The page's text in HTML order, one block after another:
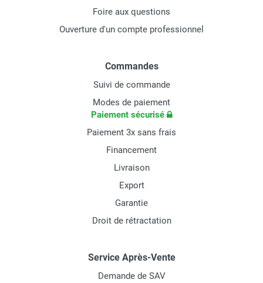
Foire aux questions
Ouverture d'un compte professionnel
Commandes
Suivi de commande
Modes de paiement
Paiement sécurisé
Paiement 3x sans frais
Financement
Livraison
Export
Garantie
Droit de rétractation
Service Après-Vente
Demande de SAV